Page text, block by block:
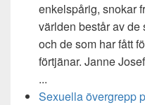
enkelspårig, snokar
världen består av
och de som har fått
förtjänar. Janne
...
Sexuella övergrepp